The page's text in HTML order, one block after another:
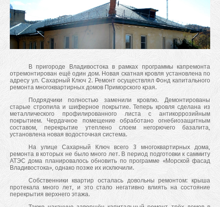
В пригороде Владивостока в рамках программы капремонта
отремонтирован ещё один дом. Новая скатная кровля установлена по
адресу ул. Сахарный Ключ 2. Ремонт осуществлял Фонд капитального
ремонта многоквартирных домов Приморского края.
Подрядчики полностью заменили кровлю. Демонтированы
старые стропила и шиферное покрытие. Теперь кровля сделана из
металлического профилированного листа с антикоррозийным
покрытием. Чердачное помещение обработано огнебиозащитным
составом, перекрытие утеплено слоем негорючего базалита,
установлена новая водосточная система.
На улице Сахарный Ключ всего 3 многоквартирных дома,
ремонта в которых не было много лет. В период подготовки к саммиту
АТЭС дома планировалось обновить по программе «Морской фасад
Владивостока», однако позже их исключили.
Собственники квартир осталась довольны ремонтом: крыша
протекала много лет, и это стало негативно влиять на состояние
перекрытия верхнего этажа.